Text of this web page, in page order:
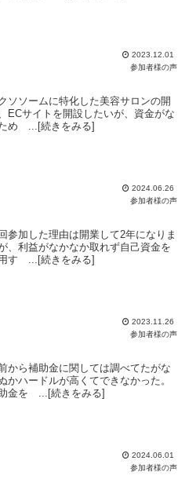
2023.12.01
参加者様の声
ソソームに特化した美容サロンの開
ECサイトを開設したいが、資金がな
め ...[続きをみる]
2024.06.26
参加者様の声
参加した理由は開業して2年になりま
、利益がなかなか取れず自己資金を
す ...[続きをみる]
2023.11.26
参加者様の声
から補助金に関しては調べてたがな
かハードルが高くてできなかった。
金を ...[続きをみる]
2024.06.01
参加者様の声